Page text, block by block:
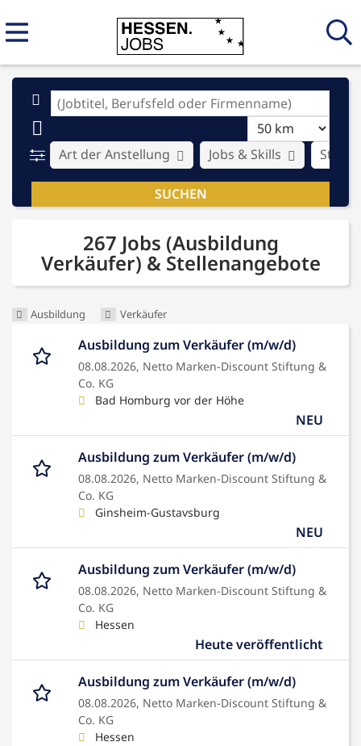
Stadt
Art der Anstellung Jobs & Skills
267 Jobs (Ausbildung
Verkäufer) & Stellenangebote
Ausbildung Verkäufer
Ausbildung zum Verkäufer (m/w/d)
08.08.2026, Netto Marken-Discount Stiftung &
Co. KG
Bad Homburg vor der Höhe
NEU
Ausbildung zum Verkäufer (m/w/d)
08.08.2026, Netto Marken-Discount Stiftung &
Co. KG
Ginsheim-Gustavsburg
NEU
Ausbildung zum Verkäufer (m/w/d)
08.08.2026, Netto Marken-Discount Stiftung &
Co. KG
Hessen
Heute veröffentlicht
Ausbildung zum Verkäufer (m/w/d)
08.08.2026, Netto Marken-Discount Stiftung &
Co. KG
Hessen